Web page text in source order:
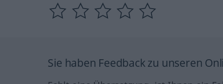
Sie haben Feedback zu unseren